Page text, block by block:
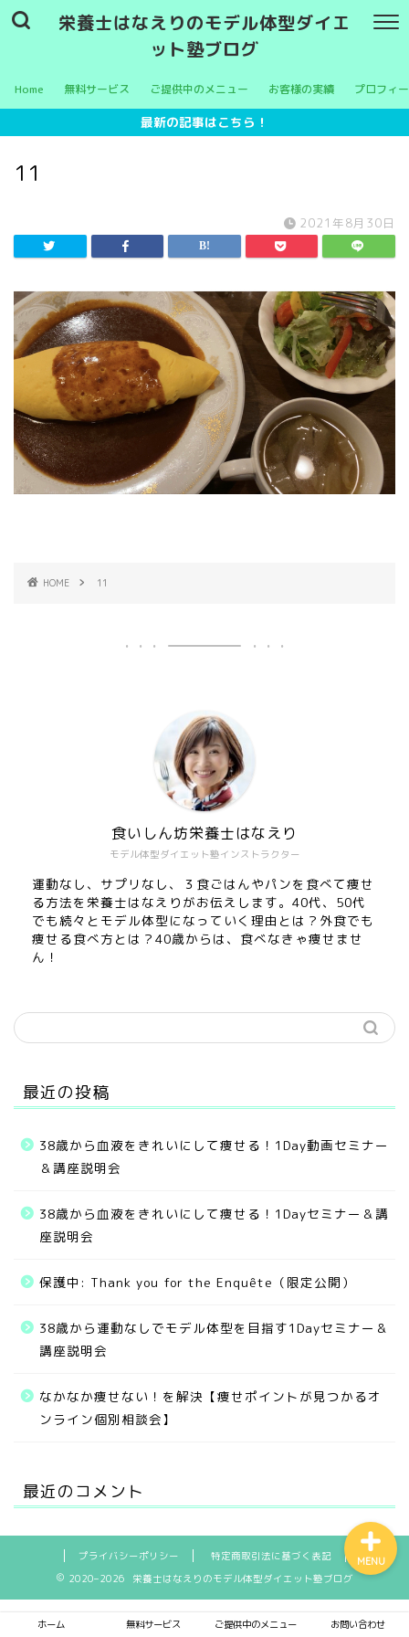
栄養士はなえりのモデル体型ダイエ
ット塾ブログ
Home 無料サービス ご提供中のメニュー お客様の実績 プロフィ
最新の記事はこちら！
11
2021年8月30日
HOME 11
モデル体型ダイエット塾インストラクター
食いしん坊栄養士はなえり
運動なし、サプリなし、３食ごはんやパンを食べて痩せ
る方法を栄養士はなえりがお伝えします。40代、50代
でも続々とモデル体型になっていく理由とは？外食でも
痩せる食べ方とは？40歳からは、食べなきゃ痩せませ
ん！
最近の投稿
38歳から血液をきれいにして痩せる！1Day動画セミナー
＆講座説明会
38歳から血液をきれいにして痩せる！1Dayセミナー＆講
座説明会
保護中: Thank you for the Enquête（限定公開）
38歳から運動なしでモデル体型を目指す1Dayセミナー＆
講座説明会
なかなか痩せない！を解決【痩せポイントが見つかるオ
ンライン個別相談会】
最近のコメント
プライバシーポリシー
特定商取引法に基づく表記
2020–2026 栄養士はなえりのモデル体型ダイエット塾ブログ
ホーム 無料サービス ご提供中のメニュー お問い合わせ
MENU
お客様の実績